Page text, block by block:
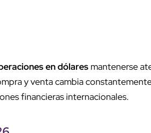
en dólares mantenerse
y venta cambia
financieras internacionales.